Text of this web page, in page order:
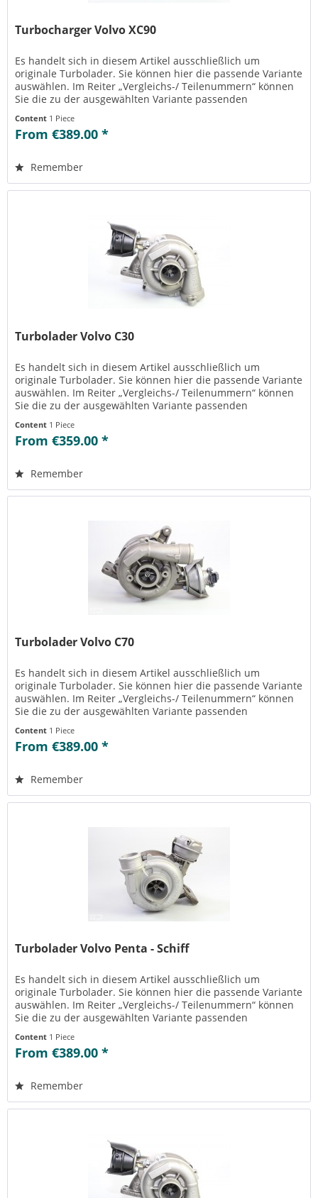
Turbocharger Volvo XC90
Es handelt sich in diesem Artikel ausschließlich um
originale Turbolader. Sie können hier die passende Variante
auswählen. Im Reiter „Vergleichs-/ Teilenummern“ können
Sie die zu der ausgewählten Variante passenden
Content 1 Piece
From €389.00 *
Remember
Turbolader Volvo C30
Es handelt sich in diesem Artikel ausschließlich um
originale Turbolader. Sie können hier die passende Variante
auswählen. Im Reiter „Vergleichs-/ Teilenummern“ können
Sie die zu der ausgewählten Variante passenden
Content 1 Piece
From €359.00 *
Remember
Turbolader Volvo C70
Es handelt sich in diesem Artikel ausschließlich um
originale Turbolader. Sie können hier die passende Variante
auswählen. Im Reiter „Vergleichs-/ Teilenummern“ können
Sie die zu der ausgewählten Variante passenden
Content 1 Piece
From €389.00 *
Remember
Turbolader Volvo Penta - Schiff
Es handelt sich in diesem Artikel ausschließlich um
originale Turbolader. Sie können hier die passende Variante
auswählen. Im Reiter „Vergleichs-/ Teilenummern“ können
Sie die zu der ausgewählten Variante passenden
Content 1 Piece
From €389.00 *
Remember